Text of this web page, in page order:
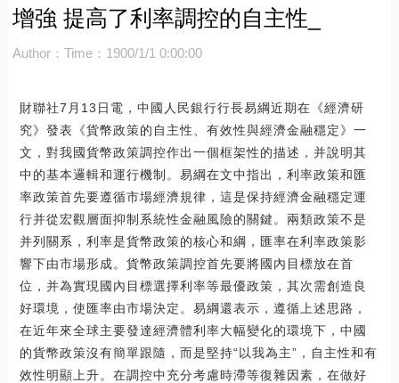
增強 提高了利率調控的自主性_
Author： Time：1900/1/1 0:00:00
財聯社7月13日電，中國人民銀行行長易綱近期在《經濟研
究》發表《貨幣政策的自主性、有效性與經濟金融穩定》一
文，對我國貨幣政策調控作出一個框架性的描述，并說明其
中的基本邏輯和運行機制。易綱在文中指出，利率政策和匯
率政策首先要遵循市場經濟規律，這是保持經濟金融穩定運
行并從宏觀層面抑制系統性金融風險的關鍵。兩類政策不是
并列關系，利率是貨幣政策的核心和綱，匯率在利率政策影
響下由市場形成。貨幣政策調控首先要將國內目標放在首
位，并為實現國內目標選擇利率等最優政策，其次需創造良
好環境，使匯率由市場決定。易綱還表示，遵循上述思路，
在近年來全球主要發達經濟體利率大幅變化的環境下，中國
的貨幣政策沒有簡單跟隨，而是堅持“以我為主”，自主性和有
效性明顯上升。在調控中充分考慮時滯等復雜因素，在做好